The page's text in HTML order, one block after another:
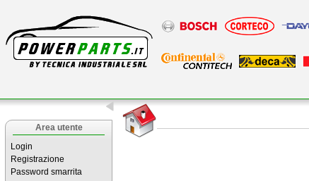
Area utente
Login
Registrazione
Password smarrita